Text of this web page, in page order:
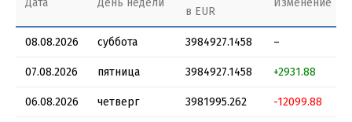
Дата День недели
в EUR
Изменение
08.08.2026 суббота 3984927.1458 –
07.08.2026 пятница 3984927.1458 +2931.88
06.08.2026 четверг 3981995.262 -12099.88